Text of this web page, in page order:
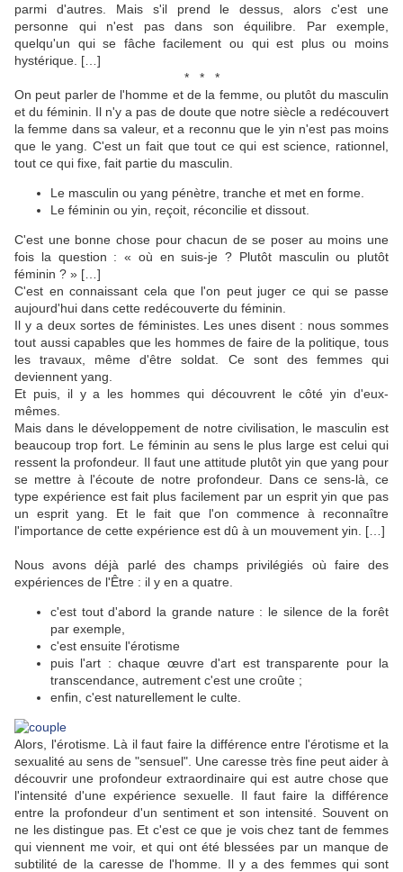
parmi d'autres. Mais s'il prend le dessus, alors c'est une
personne qui n'est pas dans son équilibre. Par exemple,
quelqu'un qui se fâche facilement ou qui est plus ou moins
hystérique. […]
* * *
On peut parler de l'homme et de la femme, ou plutôt du masculin
et du féminin. Il n'y a pas de doute que notre siècle a redécouvert
la femme dans sa valeur, et a reconnu que le yin n'est pas moins
que le yang. C'est un fait que tout ce qui est science, rationnel,
tout ce qui fixe, fait partie du masculin.
Le masculin ou yang pénètre, tranche et met en forme.
Le féminin ou yin, reçoit, réconcilie et dissout.
C'est une bonne chose pour chacun de se poser au moins une
fois la question : « où en suis-je ? Plutôt masculin ou plutôt
féminin ? » […]
C'est en connaissant cela que l'on peut juger ce qui se passe
aujourd'hui dans cette redécouverte du féminin.
Il y a deux sortes de féministes. Les unes disent : nous sommes
tout aussi capables que les hommes de faire de la politique, tous
les travaux, même d'être soldat. Ce sont des femmes qui
deviennent yang.
Et puis, il y a les hommes qui découvrent le côté yin d'eux-
mêmes.
Mais dans le développement de notre civilisation, le masculin est
beaucoup trop fort. Le féminin au sens le plus large est celui qui
ressent la profondeur. Il faut une attitude plutôt yin que yang pour
se mettre à l'écoute de notre profondeur. Dans ce sens-là, ce
type expérience est fait plus facilement par un esprit yin que pas
un esprit yang. Et le fait que l'on commence à reconnaître
l'importance de cette expérience est dû à un mouvement yin. […]
Nous avons déjà parlé des champs privilégiés où faire des
expériences de l'Être : il y en a quatre.
c'est tout d'abord la grande nature : le silence de la forêt
par exemple,
c'est ensuite l'érotisme
puis l'art : chaque œuvre d'art est transparente pour la
transcendance, autrement c'est une croûte ;
enfin, c'est naturellement le culte.
Alors, l'érotisme. Là il faut faire la différence entre l'érotisme et la
sexualité au sens de "sensuel". Une caresse très fine peut aider à
découvrir une profondeur extraordinaire qui est autre chose que
l'intensité d'une expérience sexuelle. Il faut faire la différence
entre la profondeur d'un sentiment et son intensité. Souvent on
ne les distingue pas. Et c'est ce que je vois chez tant de femmes
qui viennent me voir, et qui ont été blessées par un manque de
subtilité de la caresse de l'homme. Il y a des femmes qui sont